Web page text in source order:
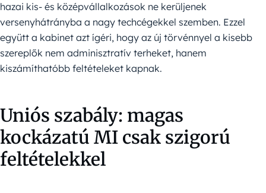
hazai kis- és középvállalkozások ne kerüljenek
versenyhátrányba a nagy techcégekkel szemben. Ezzel
együtt a kabinet azt ígéri, hogy az új törvénnyel a kisebb
szereplők nem adminisztratív terheket, hanem
kiszámíthatóbb feltételeket kapnak.
Uniós szabály: magas
kockázatú MI csak szigorú
feltételekkel